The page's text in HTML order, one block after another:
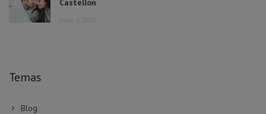
Castellón
junio 2, 2026
Temas
Blog